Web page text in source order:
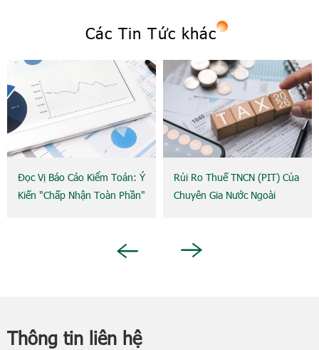
Các Tin Tức khác
Previous
Đọc Vị Báo Cáo Kiểm Toán: Ý
Kiến "Chấp Nhận Toàn Phần"
Rủi Ro Thuế TNCN (PIT) Của
Chuyên Gia Nước Ngoài
Cần Biết
Next
Thông tin liên hệ